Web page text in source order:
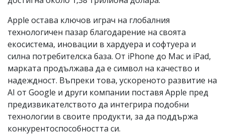
Apple остава ключов играч на глобалния
технологичен пазар благодарение на своята
екосистема, иновации в хардуера и софтуера и
силна потребителска база. От iPhone до Mac и iPad,
марката продължава да е символ на качество и
надеждност. Въпреки това, ускореното развитие на
AI от Google и други компании поставя Apple пред
предизвикателството да интегрира подобни
технологии в своите продукти, за да поддържа
конкурентоспособността си.